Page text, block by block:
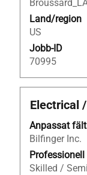
Land/region
US
Jobb-ID
70995
Titel
Electrical
Anpassat fält
Bilfinger Inc.
Professionell
Skilled /
Klicka
för
att
visa